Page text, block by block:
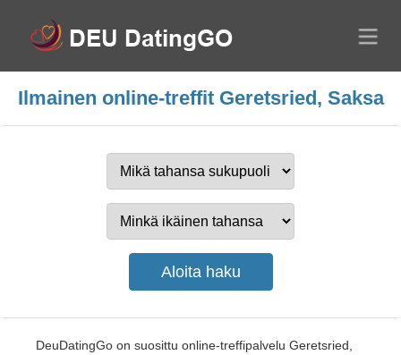
Ilmainen online-treffit Geretsried, Saksa
DeuDatingGo on suosittu online-treffipalvelu Geretsried,